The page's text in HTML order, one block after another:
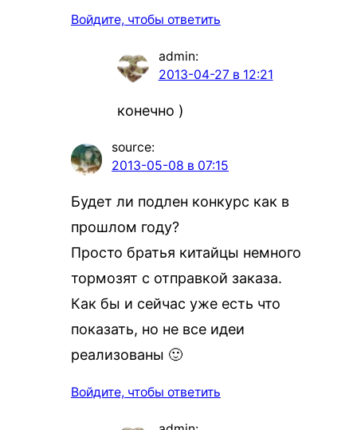
Войдите, чтобы ответить
admin:
2013-04-27 в 12:21
конечно )
source:
2013-05-08 в 07:15
Будет ли подлен конкурс как в
прошлом году?
Просто братья китайцы немного
тормозят с отправкой заказа.
Как бы и сейчас уже есть что
показать, но не все идеи
реализованы 🙂
Войдите, чтобы ответить